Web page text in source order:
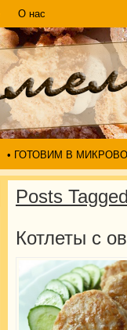
О нас
• ГОТОВИМ В
Posts
Котлеты с